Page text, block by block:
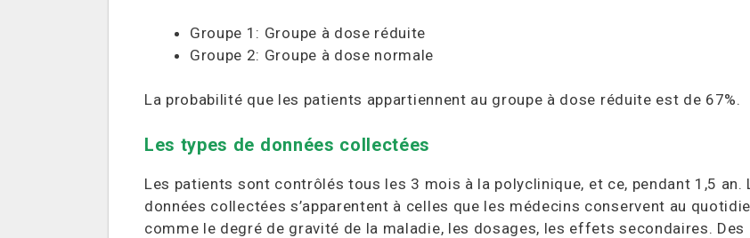
Groupe 1: Groupe à dose réduite
Groupe 2: Groupe à dose normale
La probabilité que les patients appartiennent au groupe à dose réduite est de 67%.
Les types de données collectées
Les patients sont contrôlés tous les 3 mois à la polyclinique, et ce, pendant 1,5 an.
données collectées s’apparentent à celles que les médecins conservent au
comme le degré de gravité de la maladie, les dosages, les effets secondaires. Des